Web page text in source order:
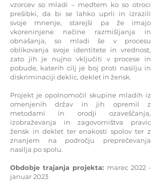
vzorcev so mladi – medtem ko so otroci
prešibki, da bi se lahko uprli in izrazili
svoje mnenje, starejši pa že imajo
vkoreninjene načine razmišljanja in
obnašanja, so mladi še v procesu
oblikovanja svoje identitete in vrednost,
zato jih je nujno vključiti v procese in
pobude, katerih cilj je boj proti nasilju in
diskriminaciji deklic, deklet in žensk.
Projekt je opolnomočil skupine mladih iz
omenjenih držav in jih opremil z
metodami in orodji ozaveščanja,
izobraževanja in zagovorništva pravic
žensk in deklet ter enakosti spolov ter z
znanjem na področju preprečevanja
nasilja po spolu.
Obdobje trajanja projekta: marec 2022 -
januar 2023